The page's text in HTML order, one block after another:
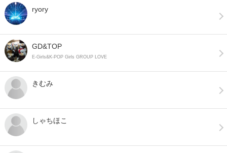
ryory
GD&TOP
E-Girls&K-POP Girls GROUP LOVE
きむみ
しゃちほこ